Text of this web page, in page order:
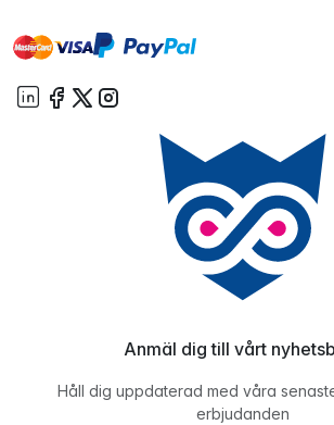
mastervisa paypal
Anmäl dig till vårt
Håll dig uppdaterad med våra
erbjudanden